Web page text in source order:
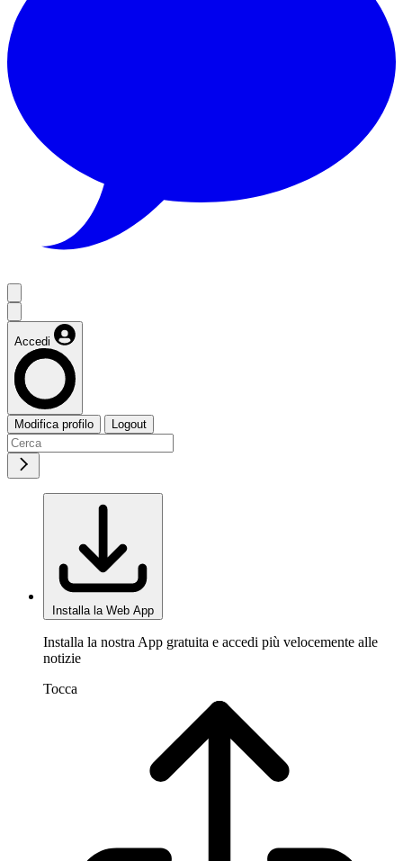
Accedi
Modifica profilo Logout
Installa la Web App
Installa la nostra App gratuita e accedi più velocemente alle
notizie
Tocca